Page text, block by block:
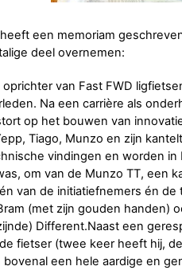
een memoriam
deel overnemen:
oprichter van Fast FWD
Na een carrière als
op het bouwen van
Tiago, Munzo en zijn
vindingen en worden in
om van de Munzo TT, een
van de initiatiefnemers én
(met zijn gouden handen)
Different.Naast een
fietser (twee keer heeft hij,
bovenal een hele aardige en